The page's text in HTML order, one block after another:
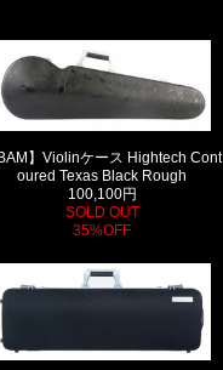
BAM】Violinケース Hightech Cont
oured Texas Black Rough
100,100円
SOLD OUT
35%OFF